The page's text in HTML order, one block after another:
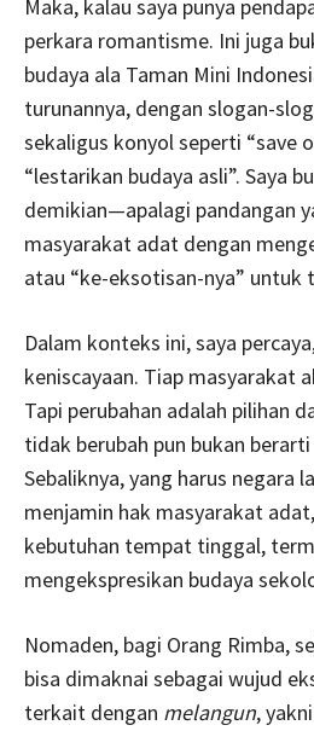
Maka, kalau saya punya
perkara romantisme. Ini juga
budaya ala Taman Mini
turunannya, dengan slogan-
sekaligus konyol seperti “save
“lestarikan budaya asli”. Saya
demikian—apalagi pandangan
masyarakat adat dengan
atau “ke-eksotisan-nya” untuk
Dalam konteks ini, saya
keniscayaan. Tiap masyarakat
Tapi perubahan adalah pilihan
tidak berubah pun bukan
Sebaliknya, yang harus negara
menjamin hak masyarakat
kebutuhan tempat tinggal,
mengekspresikan budaya
Nomaden, bagi Orang Rimba,
bisa dimaknai sebagai wujud
terkait dengan melangun,